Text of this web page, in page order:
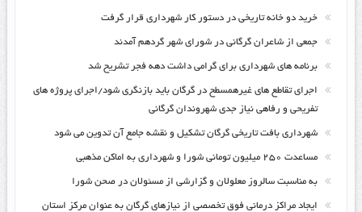
خرید دو خانه تاریخی در دستور کار شهرداری قرار گرفت
جمعی از شاعران گرگانی در شورای شهر گردهم آمدند
برنامه های شهرداری برای گرامی داشت دهه فجر تشریح شد
اجرای تقاطع های غیرهمسطح در گرگان باید بازنگری شود/اجرای پروژه های
تفریحی و رفاهی نیاز جدی شهروندان گرگانی
شهرداری بافت تاریخی گرگان تشکیل و نقشه جامع آن تدوین می شود
مساعدت ۲۵۰ میلیون تومانی شورا و شهرداری به اماکن مذهبی
به مناسبت سالروز معلولان و گزارشی از مسئولان در صحن شورا
ایجاد مراکز درمانی فوق تخصصی از نیازهای گرگان به عنوان مرکز استان